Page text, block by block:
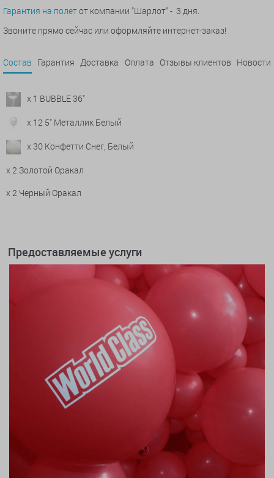
Гарантия на полетот компании "Шарлот" - 3 дня.
Звоните прямо сейчас или оформляйте интернет-заказ!
Состав Гарантия Доставка Оплата Отзывы клиентов Новости
x 1 BUBBLE 36"
x 12 5" Металлик Белый
x 30 Конфетти Снег, Белый
x 2 Золотой Оракал
x 2 Черный Оракал
Предоставляемые услуги